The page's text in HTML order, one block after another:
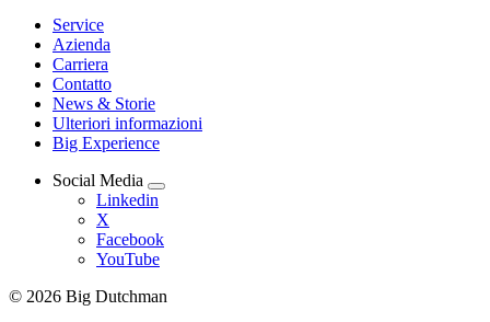
Service
Azienda
Carriera
Contatto
News & Storie
Ulteriori informazioni
Big Experience
Social Media
Linkedin
X
Facebook
YouTube
© 2026 Big Dutchman